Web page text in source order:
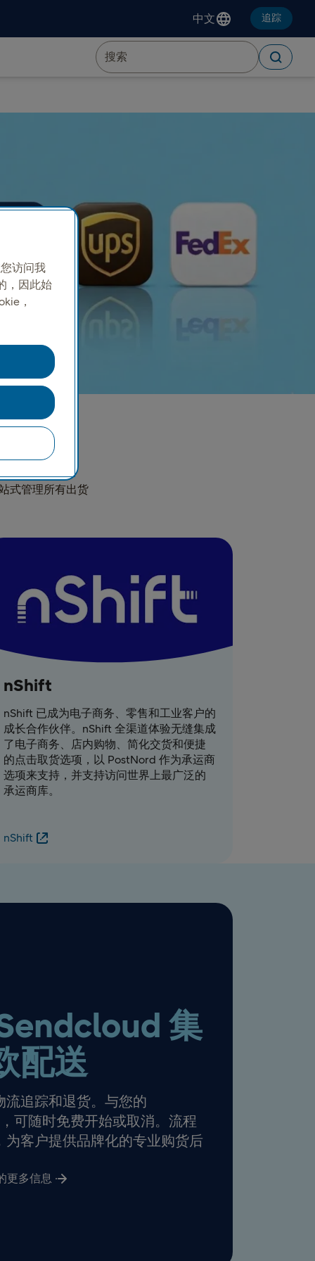
中文 追踪
式管理所有出货
nShift
nShift 已成为电子商务、零售和工业客户的
成长合作伙伴。nShift 全渠道体验无缝集成
了电子商务、店内购物、简化交货和便捷
的点击取货选项，以 PostNord 作为承运商
选项来支持，并支持访问世界上最广泛的
承运商库。
nShift
集
配送
追踪和退货。与您的
可随时免费开始或取消。流程
客户提供品牌化的专业购货后
更多信息
访问我
，因此始
，